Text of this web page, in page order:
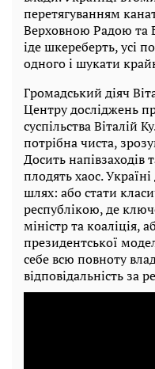
перетягуванням
Верховною Радою та
іде шкереберть, усі
одного і шукати
Громадський діяч
Центру досліджень
суспільства Віталій
потрібна чиста,
Досить
плодять хаос.
шлях: або стати
республікою, де
міністр та коаліція,
президентської
себе всю повноту
відповідальність за